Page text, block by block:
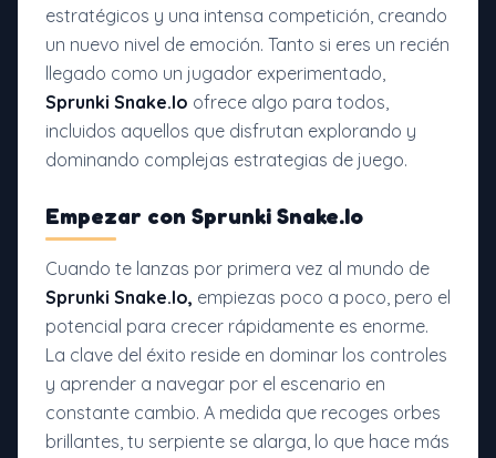
estratégicos y una intensa competición, creando
un nuevo nivel de emoción. Tanto si eres un recién
llegado como un jugador experimentado,
Sprunki Snake.Io ofrece algo para todos,
incluidos aquellos que disfrutan explorando y
dominando complejas estrategias de juego.
Empezar con Sprunki Snake.Io
Cuando te lanzas por primera vez al mundo de
Sprunki Snake.Io, empiezas poco a poco, pero el
potencial para crecer rápidamente es enorme.
La clave del éxito reside en dominar los controles
y aprender a navegar por el escenario en
constante cambio. A medida que recoges orbes
brillantes, tu serpiente se alarga, lo que hace más